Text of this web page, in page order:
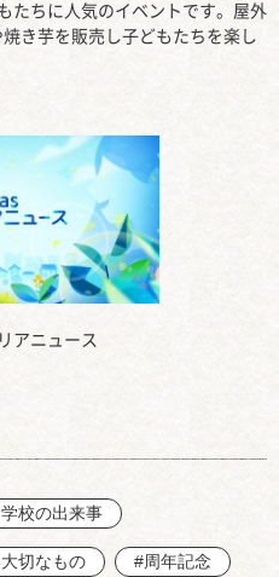
アニュース
たちに人気のイベントです。屋外
き芋を販売し子どもたちを楽し
校の出来事
切なもの #周年記念